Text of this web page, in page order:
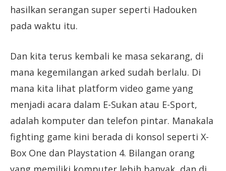
hasilkan serangan super seperti Hadouken
pada waktu itu.
Dan kita terus kembali ke masa sekarang, di
mana kegemilangan arked sudah berlalu. Di
mana kita lihat platform video game yang
menjadi acara dalam E-Sukan atau E-Sport,
adalah komputer dan telefon pintar. Manakala
fighting game kini berada di konsol seperti X-
Box One dan Playstation 4. Bilangan orang